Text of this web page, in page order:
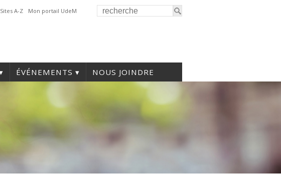
Sites A-Z Mon portail UdeM
ÉVÉNEMENTS NOUS JOINDRE